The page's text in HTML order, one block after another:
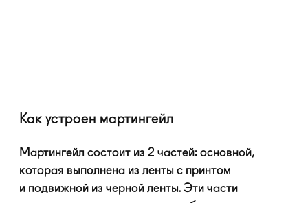
Как устроен мартингейл
Мартингейл состоит из 2 частей: основной,
которая выполнена из ленты с принтом
и подвижной из черной ленты. Эти части